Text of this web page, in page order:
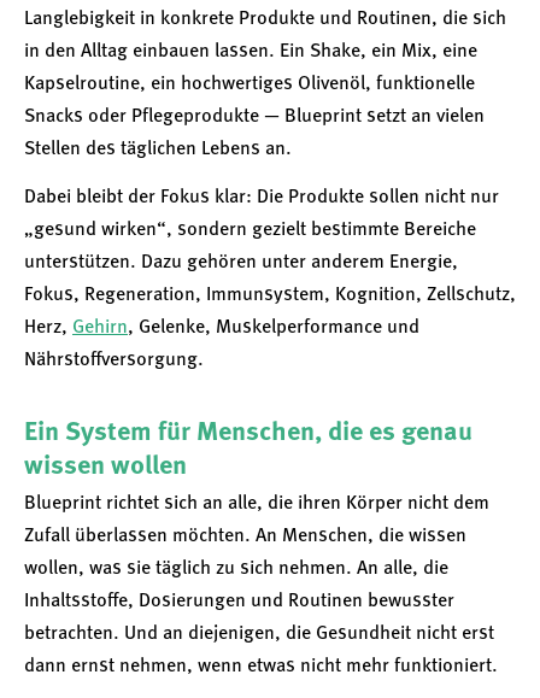
Langlebigkeit in konkrete Produkte und Routinen, die sich
in den Alltag einbauen lassen. Ein Shake, ein Mix, eine
Kapselroutine, ein hochwertiges Olivenöl, funktionelle
Snacks oder Pflegeprodukte — Blueprint setzt an vielen
Stellen des täglichen Lebens an.
Dabei bleibt der Fokus klar: Die Produkte sollen nicht nur
„gesund wirken“, sondern gezielt bestimmte Bereiche
unterstützen. Dazu gehören unter anderem Energie,
Fokus, Regeneration, Immunsystem, Kognition, Zellschutz,
Herz, Gehirn, Gelenke, Muskelperformance und
Nährstoffversorgung.
Ein System für Menschen, die es genau
wissen wollen
Blueprint richtet sich an alle, die ihren Körper nicht dem
Zufall überlassen möchten. An Menschen, die wissen
wollen, was sie täglich zu sich nehmen. An alle, die
Inhaltsstoffe, Dosierungen und Routinen bewusster
betrachten. Und an diejenigen, die Gesundheit nicht erst
dann ernst nehmen, wenn etwas nicht mehr funktioniert.